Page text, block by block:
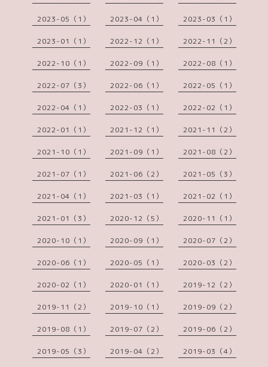
2023-05（1） 2023-04（1） 2023-03（1）
2023-01（1） 2022-12（1） 2022-11（2）
2022-10（1） 2022-09（1） 2022-08（1）
2022-07（3） 2022-06（1） 2022-05（1）
2022-04（1） 2022-03（1） 2022-02（1）
2022-01（1） 2021-12（1） 2021-11（2）
2021-10（1） 2021-09（1） 2021-08（2）
2021-07（1） 2021-06（2） 2021-05（3）
2021-04（1） 2021-03（1） 2021-02（1）
2021-01（3） 2020-12（5） 2020-11（1）
2020-10（1） 2020-09（1） 2020-07（2）
2020-06（1） 2020-05（1） 2020-03（2）
2020-02（1） 2020-01（1） 2019-12（2）
2019-11（2） 2019-10（1） 2019-09（2）
2019-08（1） 2019-07（2） 2019-06（2）
2019-05（3） 2019-04（2） 2019-03（4）